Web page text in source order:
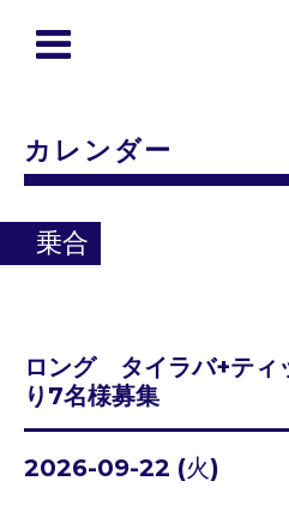
カレンダー
乗合
ロング タイラバ+テ
り7名様募集
2026-09-22 (火)